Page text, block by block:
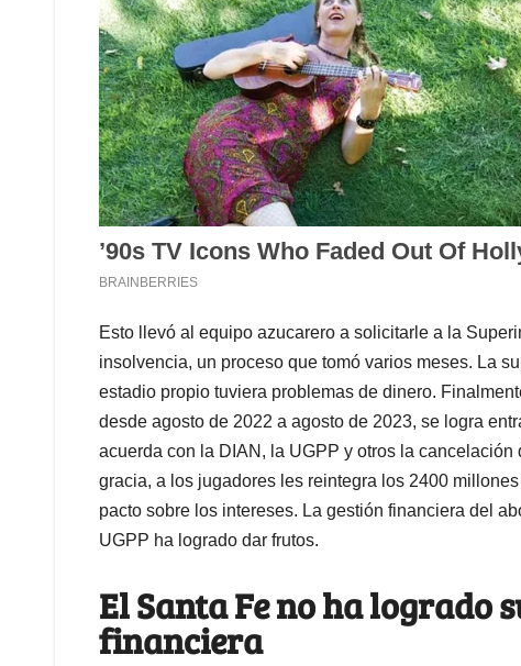
Esto llevó al equipo azucarero a solicitarle a la
insolvencia, un proceso que tomó varios meses. La
estadio propio tuviera problemas de dinero.
desde agosto de 2022 a agosto de 2023, se logra
acuerda con la DIAN, la UGPP y otros la
gracia, a los jugadores les reintegra los 2400
pacto sobre los intereses. La gestión financiera del
UGPP ha logrado dar frutos.
El Santa Fe no ha logrado
financiera